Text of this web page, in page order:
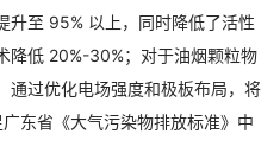
升至 95% 以上，同时降低了活性
降低 20%-30%；对于油烟颗粒物
通过优化电场强度和极板布局，将
东省《大气污染物排放标准》中